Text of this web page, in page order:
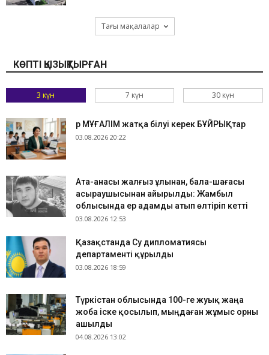
Тағы мақалалар
КӨПТІ ҚЫЗЫҚТЫРҒАН
3 күн 7 күн 30 күн
Әр МҰҒАЛІМ жатқа білуі керек БҰЙРЫҚтар
03.08.2026 20:22
Ата-анасы жалғыз ұлынан, бала-шағасы
асыраушысынан айырылды: Жамбыл
облысында ер адамды атып өлтіріп кетті
03.08.2026 12:53
Қазақстанда Су дипломатиясы
департаменті құрылды
03.08.2026 18:59
Түркістан облысында 100-ге жуық жаңа
жоба іске қосылып, мыңдаған жұмыс орны
ашылды
04.08.2026 13:02